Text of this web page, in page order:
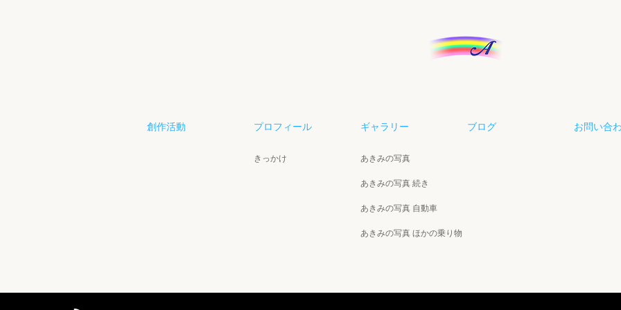
創作活動 プロフィール
きっかけ
ギャラリー
あきみの写真
あきみの写真 続き
あきみの写真 自動車
あきみの写真 ほかの乗り物
ブログ お問い合